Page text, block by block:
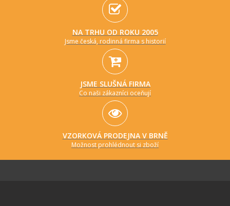
NA TRHU OD ROKU 2005
Jsme česká, rodinná firma s historií
JSME SLUŠNÁ FIRMA
Co naši zákazníci oceňují
VZORKOVÁ PRODEJNA V BRNĚ
Možnost prohlédnout si zboží